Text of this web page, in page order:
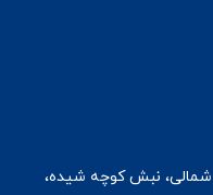
شمالی، نبش کوچه شیده،